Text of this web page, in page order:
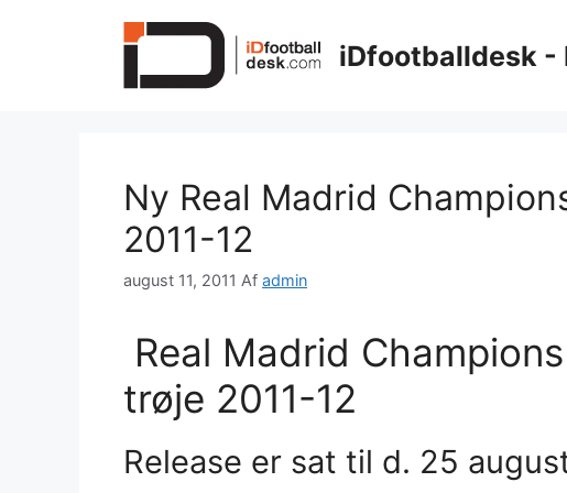
iDfootballdesk -
Ny Real Madrid
2011-12
august 11, 2011 Af admin
Real Madrid
trøje 2011-12
Release er sat til d. 25